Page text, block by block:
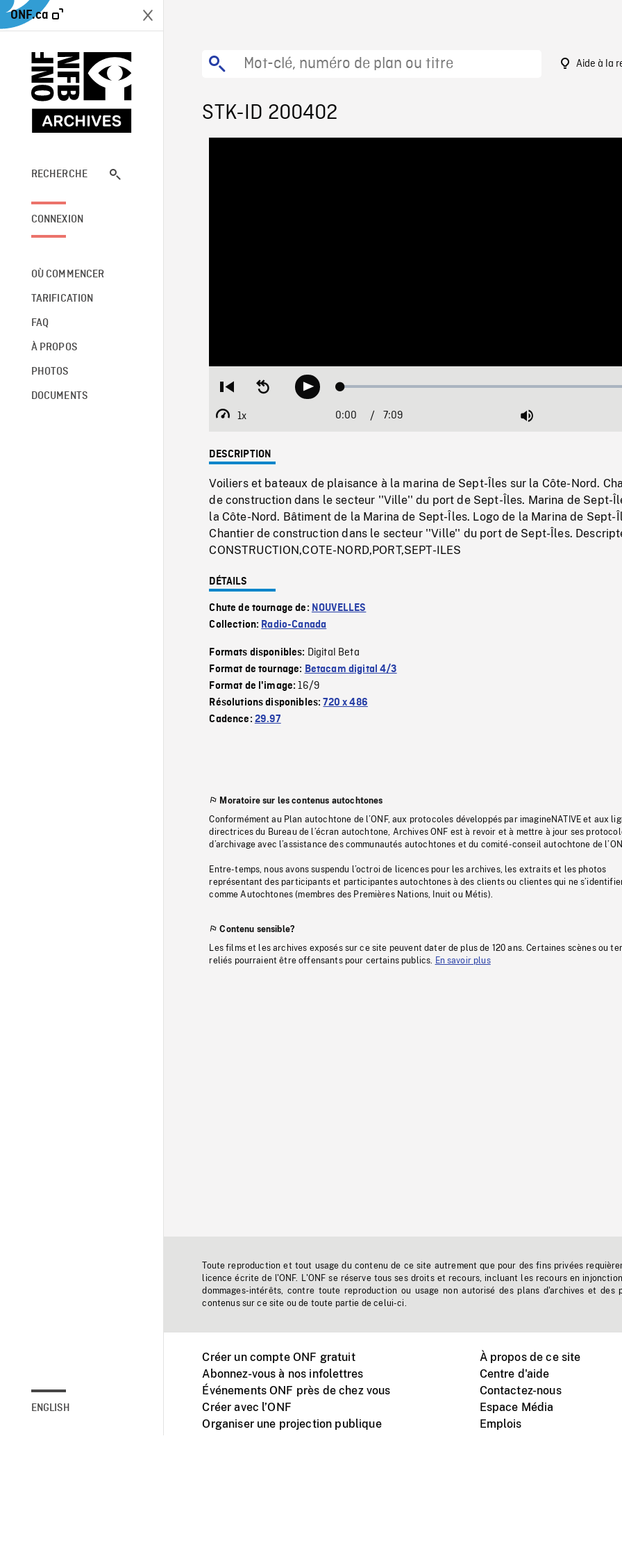
ONF.ca
RECHERCHE
CONNEXION
OÙ COMMENCER
TARIFICATION
FAQ
À PROPOS
PHOTOS
DOCUMENTS
ENGLISH
Aide à la
STK-ID 200402
Restart
beginning
Seek
backwardPlay Loaded:
1x
Playback
Current
0:00 / 7:09 Mute
DESCRIPTION
Voiliers et bateaux de plaisance à la marina de Sept-Îles sur la Côte-Nord.
de construction dans le secteur ''Ville'' du port de Sept-Îles. Marina de Sept-
la Côte-Nord. Bâtiment de la Marina de Sept-Îles. Logo de la Marina de Sept-
Chantier de construction dans le secteur ''Ville'' du port de Sept-Îles.
CONSTRUCTION,COTE-NORD,PORT,SEPT-ILES
DÉTAILS
Chute de tournage de: NOUVELLES
Collection: Radio-Canada
Formats disponibles: Digital Beta
Format de tournage: Betacam digital 4/3
Format de l'image:16/9
Résolutions disponibles:720 x 486
Cadence: 29.97
Moratoire sur les contenus autochtones
Conformément au Plan autochtone de l’ONF, aux protocoles développés par imagineNATIVE et aux
directrices du Bureau de l’écran autochtone, Archives ONF est à revoir et à mettre à jour ses
d’archivage avec l’assistance des communautés autochtones et du comité-conseil autochtone de
Entre-temps, nous avons suspendu l’octroi de licences pour les archives, les extraits et les photos
représentant des participants et participantes autochtones à des clients ou clientes qui ne
comme Autochtones (membres des Premières Nations, Inuit ou Métis).
Contenu sensible?
Les films et les archives exposés sur ce site peuvent dater de plus de 120 ans. Certaines scènes ou
reliés pourraient être offensants pour certains publics.
En savoir plus
Toute reproduction et tout usage du contenu de ce site autrement que pour des fins privées
licence écrite de l'ONF. L'ONF se réserve tous ses droits et recours, incluant les recours en
dommages-intérêts, contre toute reproduction ou usage non autorisé des plans d'archives et des
contenus sur ce site ou de toute partie de celui-ci.
Créer un compte ONF gratuit
Abonnez-vous à nos infolettres
Événements ONF près de chez vous
Créer avec l’ONF
Organiser une projection publique
À propos de ce site
Centre d'aide
Contactez-nous
Espace Média
Emplois